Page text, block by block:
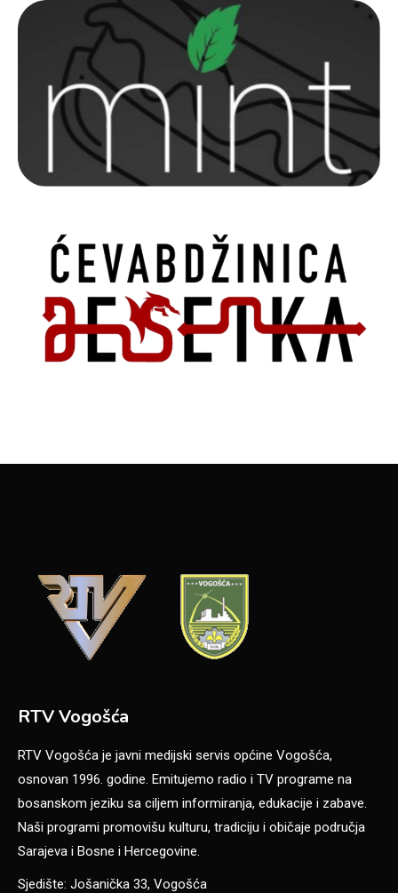
RTV Vogošća
RTV Vogošća je javni medijski servis općine Vogošća,
osnovan 1996. godine. Emitujemo radio i TV programe na
bosanskom jeziku sa ciljem informiranja, edukacije i zabave.
Naši programi promovišu kulturu, tradiciju i običaje područja
Sarajeva i Bosne i Hercegovine.
Sjedište: Jošanička 33, Vogošća